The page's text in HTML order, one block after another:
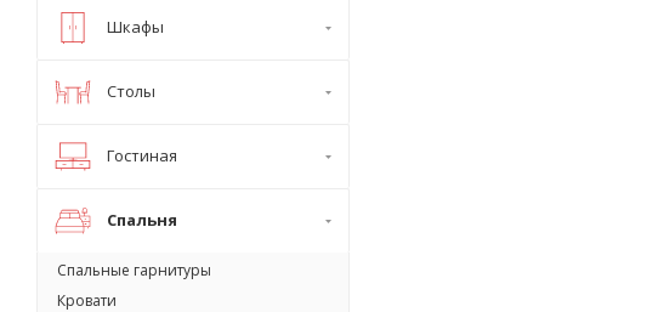
Шкафы
Столы
Гостиная
Спальня
Спальные гарнитуры
Кровати